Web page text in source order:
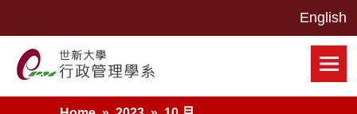
世新大學行政管理學系網站